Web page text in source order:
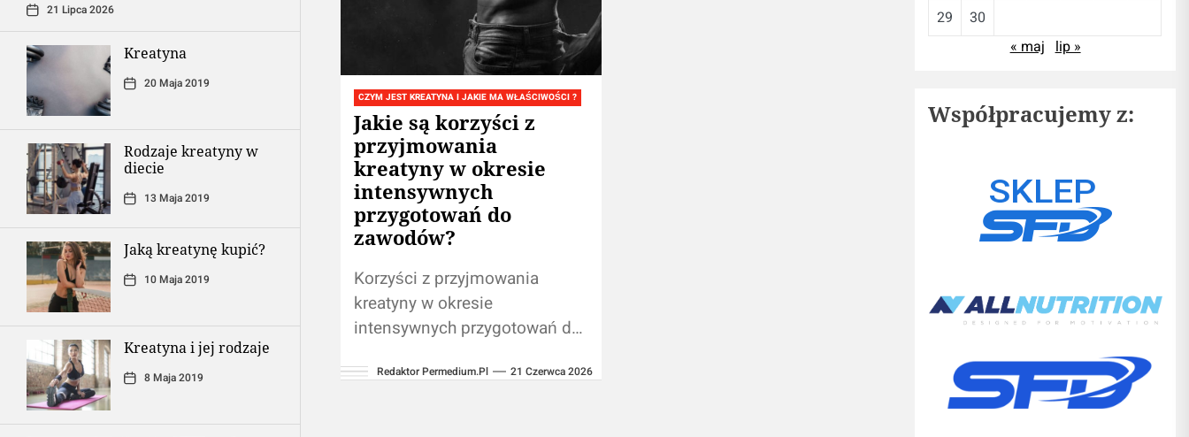
21 Lipca 2026
Kreatyna
20 Maja 2019
Rodzaje kreatyny w
diecie
13 Maja 2019
Jaką kreatynę kupić?
10 Maja 2019
Kreatyna i jej rodzaje
8 Maja 2019
CZYM JEST KREATYNA I JAKIE MA WŁAŚCIWOŚCI ?
Jakie są korzyści z
przyjmowania
kreatyny w okresie
intensywnych
przygotowań do
zawodów?
Korzyści z przyjmowania
kreatyny w okresie
intensywnych przygotowań do
wydolności fizycznej Kreatyna
Redaktor Permedium.pl 21 Czerwca 2026
29
30
« maj lip »
Współpracujemy z: